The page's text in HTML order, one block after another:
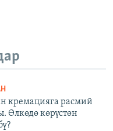
кремацияга расмий
Өлкөдө көрүстөн